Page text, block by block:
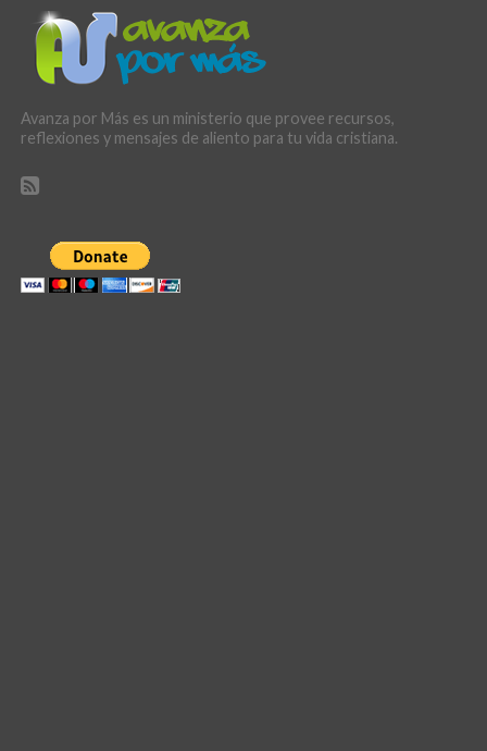
Avanza por Más es un ministerio que provee recursos,
reflexiones y mensajes de aliento para tu vida cristiana.